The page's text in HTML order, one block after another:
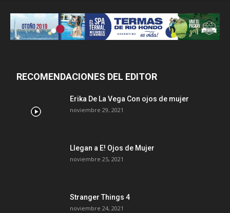
RECOMENDACIONES DEL EDITOR
Erika De La Vega Con ojos de mujer
noviembre 29, 2021
Llegan a E! Ojos de Mujer
noviembre 25, 2021
Stranger Things 4
noviembre 24, 2021